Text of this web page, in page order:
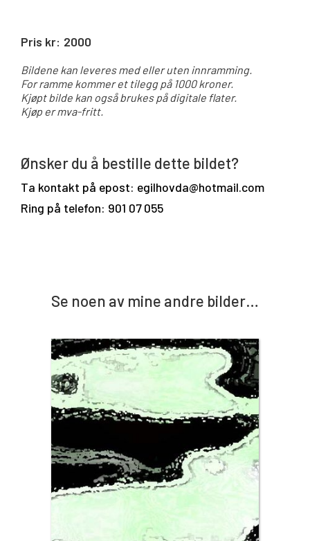
Pris kr: 2000
Bildene kan leveres med eller uten innramming.
For ramme kommer et tilegg på 1000 kroner.
Kjøpt bilde kan også brukes på digitale flater.
Kjøp er mva-fritt.
Ønsker du å bestille dette bildet?
Ta kontakt på epost: egilhovda@hotmail.com
Ring på telefon: 901 07 055
Se noen av mine andre bilder…